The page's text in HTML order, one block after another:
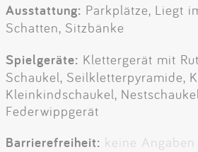
Ausstattung: Parkplätze, Liegt
Schatten, Sitzbänke
Spielgeräte: Klettergerät mit
Schaukel, Seilkletterpyramide,
Kleinkindschaukel,
Federwippgerät
Barrierefreiheit: keine Angaben